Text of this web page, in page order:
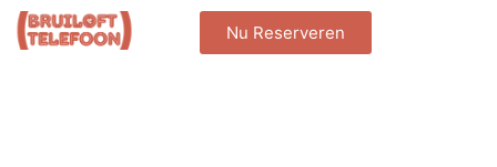
Nu Reserveren